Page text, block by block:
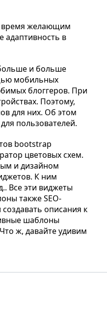
время желающим
адаптивность в
и больше
мобильных
блоггеров. При
Поэтому,
для них. Об этом
пользователей.
bootstrap
цветовых схем.
и дизайном
К ним
Все эти виджеты
также SEO-
описания к
шаблоны
ж, давайте удивим